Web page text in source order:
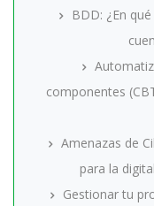
BDD: ¿En
componentes
Amenazas de
para la
Gestionar tu